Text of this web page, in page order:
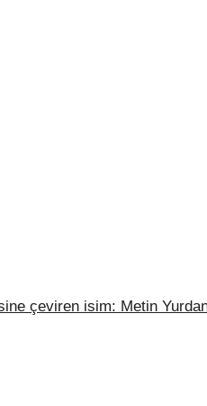
çeviren isim: Metin